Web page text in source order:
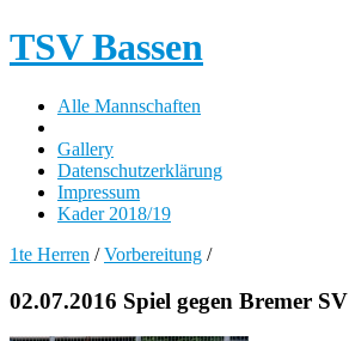
TSV Bassen
Alle Mannschaften
Gallery
Datenschutzerklärung
Impressum
Kader 2018/19
1te Herren /Vorbereitung /
02.07.2016 Spiel gegen Bremer SV